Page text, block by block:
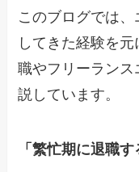
このブログでは
してきた経験を
職やフリーラン
説しています。
「繁忙期に退職